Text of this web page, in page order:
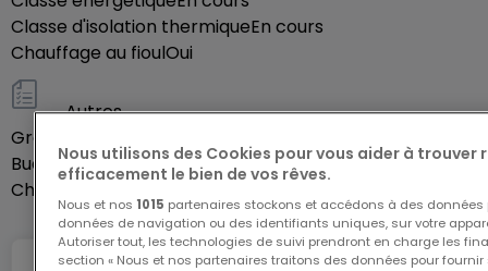
- Plusieurs possibilités d'aménagement et
d'exploitation;
- Propriété rare et protégée avec tout le confort,
prête à accueillir immédiatement une famille.
Agent responsable : Katia Gravière au 661 33 29 82
Classe d'isolation thermiqueEn cours
Chauffage au fioulOui
Autres
Grenier
Buanderie Oui
Cheminée
Nous utilisons des Cookies pour vous aider à trouver
efficacement le bien de vos rêves.
Nous et nos 1015 partenaires stockons et accédons à des
données de navigation ou des identifiants uniques, sur votre
Autoriser tout, les technologies de suivi prendront en charge les
section « Nous et nos partenaires traitons des données pour fournir